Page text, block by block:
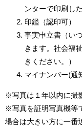
ンターで印刷し
印鑑（認印可）
事実申立書（い
きます。社会福
きください。）
マイナンバー(通
※写真は１年以内に撮
※写真を証明写真機等
場合は大きい方に一番